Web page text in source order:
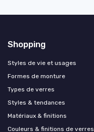
Shopping
Styles de vie et usages
Formes de monture
Types de verres
Styles & tendances
Matériaux & finitions
Couleurs & finitions de verres